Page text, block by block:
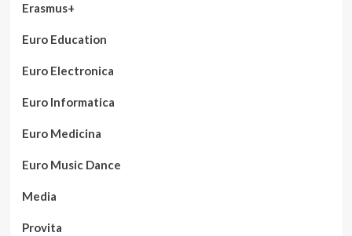
Erasmus+
Euro Education
Euro Electronica
Euro Informatica
Euro Medicina
Euro Music Dance
Media
Provita